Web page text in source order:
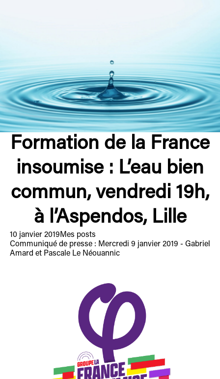
Formation de la France
insoumise : L’eau bien
commun, vendredi 19h,
à l’Aspendos, Lille
10 janvier 2019 Mes posts
Communiqué de presse : Mercredi 9 janvier 2019 - Gabriel
Amard et Pascale Le Néouannic